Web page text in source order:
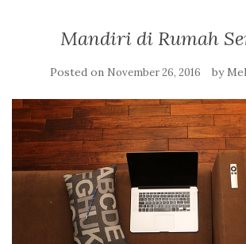
Mandiri di Rumah
Posted on November 26, 2016 by